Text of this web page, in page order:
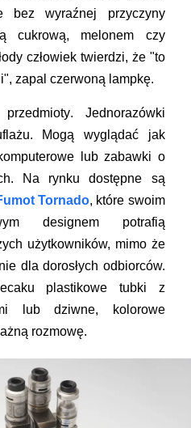
bez wyraźnej przyczyny
cukrową, melonem czy
człowiek twierdzi, że "to
zapal czerwoną lampkę.
. Jednorazówki
Mogą wyglądać jak
lub zabawki o
Na rynku dostępne są
Tornado, które swoim
designem potrafią
użytkowników, mimo że
dla dorosłych odbiorców.
plastikowe tubki z
lub dziwne, kolorowe
rozmowę.